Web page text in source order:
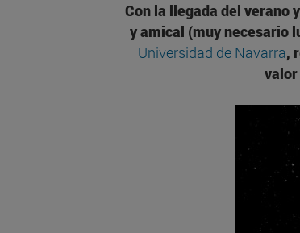
Con la llegada del verano
y amical (muy necesario
Universidad de Navarra,